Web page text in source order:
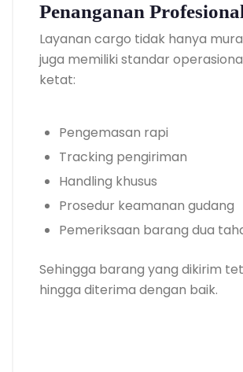
Penanganan
Layanan cargo tidak hanya
juga memiliki standar
ketat:
Pengemasan rapi
Tracking pengiriman
Handling khusus
Prosedur keamanan gudang
Pemeriksaan barang dua
Sehingga barang yang dikirim
hingga diterima dengan baik.